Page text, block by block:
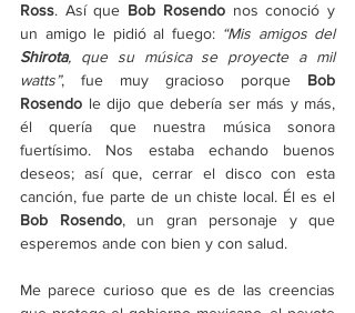
Ross. Así que Bob Rosendo nos conoció y
un amigo le pidió al fuego:
“Mis amigos del
Shirota, que su música se proyecte a mil
watts”, fue muy gracioso porque Bob
Rosendo le dijo que debería ser más y más,
él quería que nuestra música sonora
fuertísimo. Nos estaba echando buenos
deseos; así que, cerrar el disco con esta
Bob Rosendo, un gran personaje y que
esperemos ande con bien y con salud.
Me parece curioso que es de las creencias